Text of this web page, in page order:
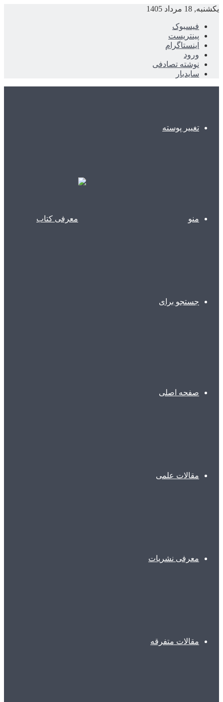
یکشنبه, 18 مرداد 1405
فیسبوک
پینتریست
اینستاگرام
ورود
نوشته تصادفی
سایدبار
تغییر پوسته
منو
جستجو برای
صفحه اصلی
مقالات علمی
معرفی نشریات
مقالات متفرقه